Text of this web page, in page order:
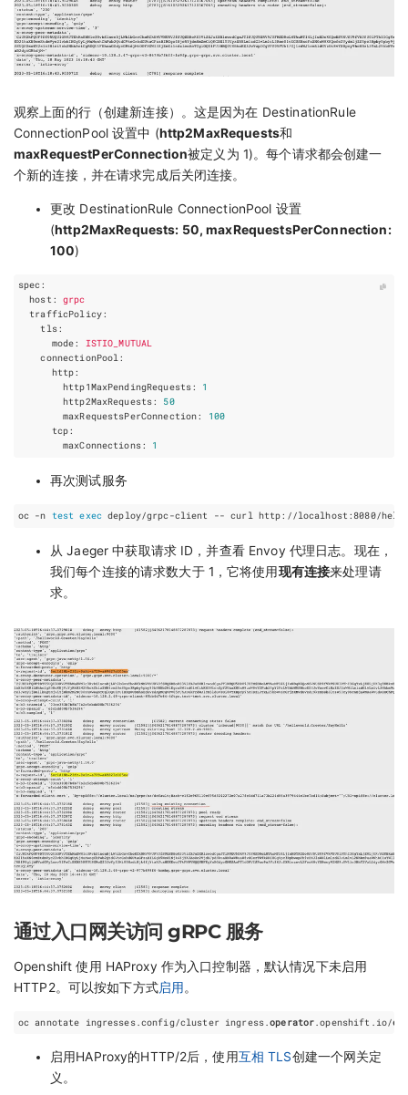
观察上面的行（创建新连接）。这是因为在 DestinationRule
ConnectionPool 设置中 (http2MaxRequests和
maxRequestPerConnection被定义为 1)。每个请求都会创建一
个新的连接，并在请求完成后关闭连接。
更改 DestinationRule ConnectionPool 设置
(http2MaxRequests: 50, maxRequestsPerConnection:
100)
spec :
host :
grpc
trafficPolicy:
tls:
mode:
ISTIO_MUTUAL
connectionPool:
http:
http1MaxPendingRequests:
1
http2MaxRequests:
50
maxRequestsPerConnection:
100
tcp:
maxConnections: 1
再次测试服务
oc -n test exec
从 Jaeger 中获取请求 ID，并查看 Envoy 代理日志。现在，
我们每个连接的请求数大于 1，它将使用现有连接来处理请
求。
通过入口网关访问 gRPC 服务
Openshift 使用 HAProxy 作为入口控制器，默认情况下未启用
HTTP2。可以按如下方式启用 。
oc annotate ingresses.config/cluster ingress.operator .openshift.io/
启用HAProxy的HTTP/2后，使用互相 TLS创建一个网关定
义。